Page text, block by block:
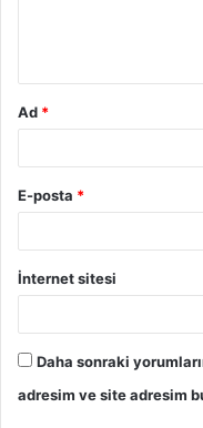
Ad *
E-posta *
İnternet sitesi
Daha sonraki
adresim ve site adresim